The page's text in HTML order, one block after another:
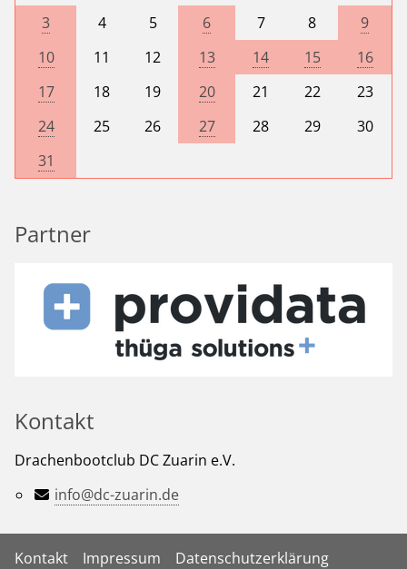
3
4 5 6 7 8
9
10
11 12 13 14 15
16
17
18 19 20 21 22
23
24
25 26 27 28 29
30
31
Partner
Kontakt
Drachenbootclub DC Zuarin e.V.
info@dc-zuarin.de
Kontakt Impressum
Datenschutzerklärung